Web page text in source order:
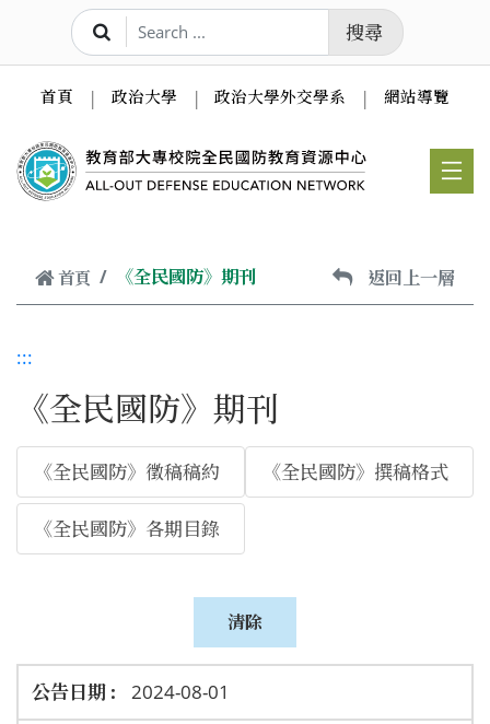
跳到主要內容
搜尋
首頁 政治大學 政治大學外交學系 網站導覽
首頁 《全民國防》期刊 返回上一層
:::
《全民國防》期刊
《全民國防》徵稿稿約 《全民國防》撰稿格式
《全民國防》各期目錄
2024-08-01